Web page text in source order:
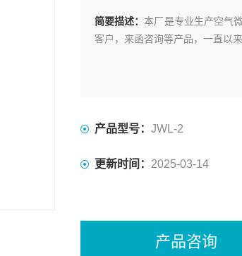
简要描述：本厂是专业生产空气
客户，来函咨询等产品，一直以
产品型号： JWL-2
更新时间： 2025-03-14
产品咨询